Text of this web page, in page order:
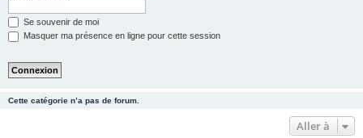
Se souvenir de moi
Masquer ma présence en ligne pour cette session
Cette catégorie n’a pas de forum.
Aller à